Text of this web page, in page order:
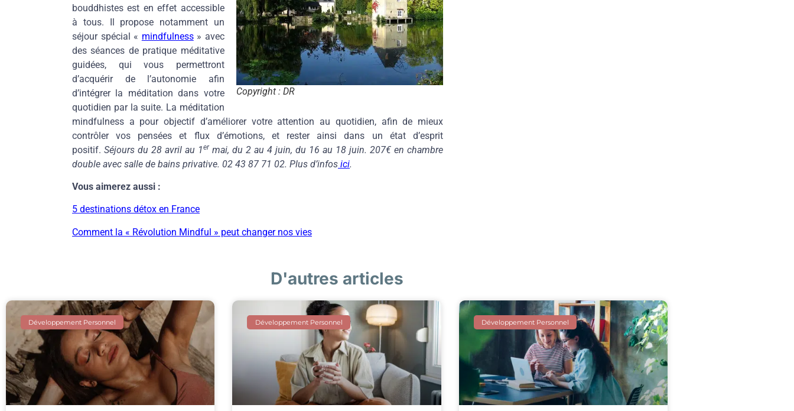
Copyright : DR
bouddhistes est en effet accessible
à tous. Il propose notamment un
séjour spécial « mindfulness» avec
des séances de pratique méditative
guidées, qui vous permettront
d’acquérir de l’autonomie afin
d’intégrer la méditation dans votre
quotidien par la suite. La méditation
mindfulness a pour objectif d’améliorer votre attention au quotidien, afin de mieux
contrôler vos pensées et flux d’émotions, et rester ainsi dans un état d’esprit
positif. Séjours du 28 avril au 1ermai, du 2 au 4 juin, du 16 au 18 juin. 207€ en chambre
double avec salle de bains privative. 02 43 87 71 02. Plus d’infos ici.
Vous aimerez aussi :
5 destinations détox en France
Comment la « Révolution Mindful » peut changer nos vies
D'autres articles
Développement Personnel Développement Personnel Développement Personnel